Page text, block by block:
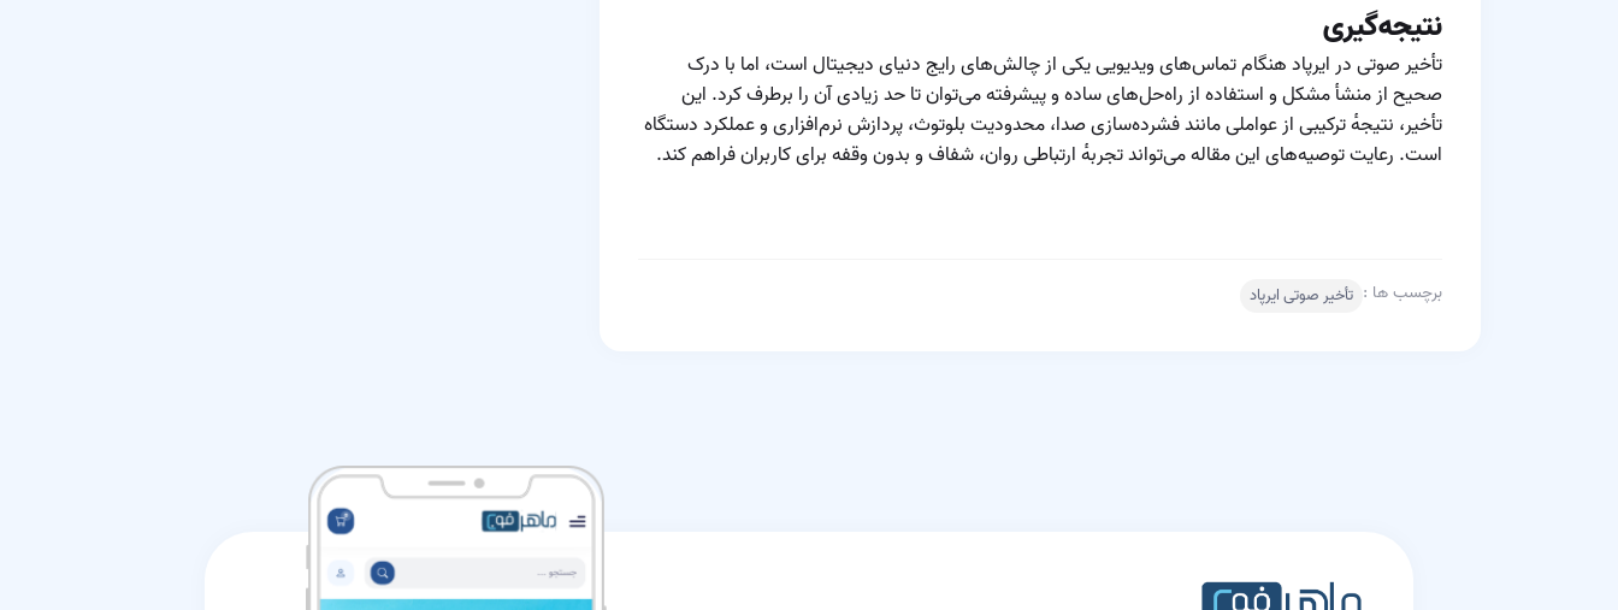
نتیجه‌گیری
تأخیر صوتی در ایرپاد هنگام تماس‌های ویدیویی یکی از چالش‌های رایج دنیای دیجیتال است، اما با درک
صحیح از منشأ مشکل و استفاده از راه‌حل‌های ساده و پیشرفته می‌توان تا حد زیادی آن را برطرف کرد. این
تأخیر، نتیجه‌ٔ ترکیبی از عواملی مانند فشرده‌سازی صدا، محدودیت بلوتوث، پردازش نرم‌افزاری و عملکرد دستگاه
است. رعایت توصیه‌های این مقاله می‌تواند تجربه‌ٔ ارتباطی روان، شفاف و بدون وقفه برای کاربران فراهم کند.
برچسب ها : تأخیر صوتی ایرپاد